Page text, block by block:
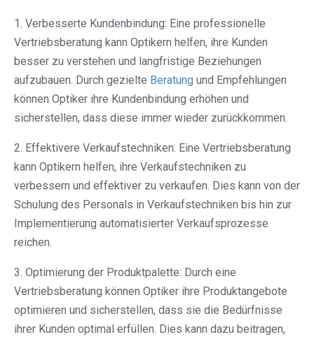
1. Verbesserte Kundenbindung: Eine professionelle
Vertriebsberatung kann Optikern helfen, ihre Kunden
besser zu verstehen und langfristige Beziehungen
aufzubauen. Durch gezielte Beratung und Empfehlungen
können Optiker ihre Kundenbindung erhöhen und
sicherstellen, dass diese immer wieder zurückkommen.
2. Effektivere Verkaufstechniken: Eine Vertriebsberatung
kann Optikern helfen, ihre Verkaufstechniken zu
verbessern und effektiver zu verkaufen. Dies kann von der
Schulung des Personals in Verkaufstechniken bis hin zur
Implementierung automatisierter Verkaufsprozesse
reichen.
3. Optimierung der Produktpalette: Durch eine
Vertriebsberatung können Optiker ihre Produktangebote
optimieren und sicherstellen, dass sie die Bedürfnisse
ihrer Kunden optimal erfüllen. Dies kann dazu beitragen,